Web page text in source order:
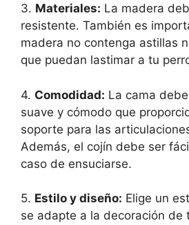
3. Materiales: La madera
resistente. También es
madera no contenga astillas
que puedan lastimar a tu
4. Comodidad: La cama
suave y cómodo que
soporte para las
Además, el cojín debe ser
caso de ensuciarse.
5. Estilo y diseño: Elige un
se adapte a la decoración de